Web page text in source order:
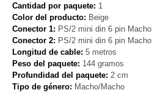
Cantidad por paquete: 1
Color del producto: Beige
Conector 1: PS/2 mini din 6 pin Macho
Conector 2: PS/2 mini din 6 pin Macho
Longitud de cable: 5 metros
Peso del paquete: 144 gramos
Profundidad del paquete: 2 cm
Tipo de género: Macho/Macho